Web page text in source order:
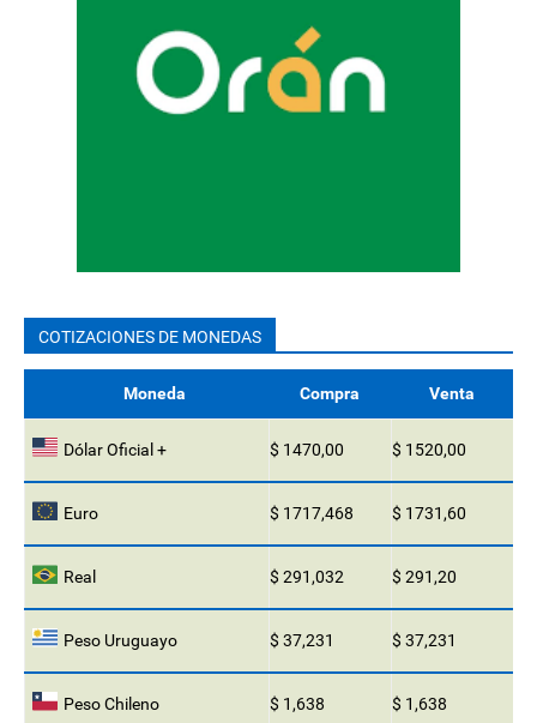
COTIZACIONES DE MONEDAS
Moneda Compra Venta
Dólar Oficial + $ 1470,00 $ 1520,00
Euro $ 1717,468 $ 1731,60
Real $ 291,032 $ 291,20
Peso Uruguayo $ 37,231 $ 37,231
Peso Chileno $ 1,638 $ 1,638